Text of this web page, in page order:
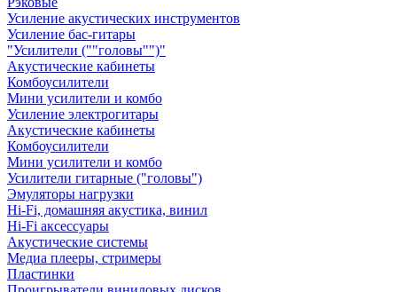
Усиление акустических инструментов
Усиление бас-гитары
"Усилители (""головы"")"
Акустические кабинеты
Комбоусилители
Мини усилители и комбо
Усиление электрогитары
Акустические кабинеты
Комбоусилители
Мини усилители и комбо
Усилители гитарные ("головы")
Эмуляторы нагрузки
Hi-Fi, домашняя акустика, винил
Hi-Fi аксессуары
Акустические системы
Медиа плееры, стримеры
Пластинки